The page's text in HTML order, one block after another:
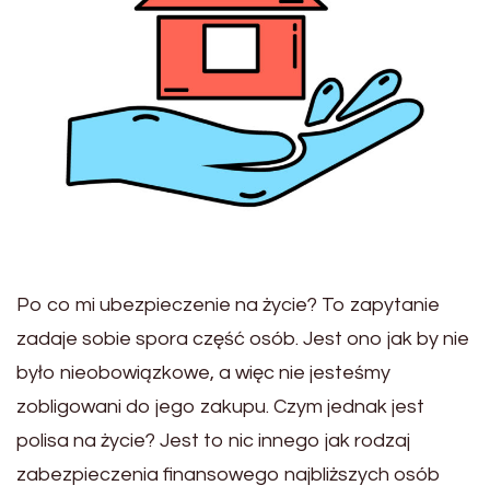
Po co mi ubezpieczenie na życie? To zapytanie
zadaje sobie spora część osób. Jest ono jak by nie
było nieobowiązkowe, a więc nie jesteśmy
zobligowani do jego zakupu. Czym jednak jest
polisa na życie? Jest to nic innego jak rodzaj
zabezpieczenia finansowego najbliższych osób